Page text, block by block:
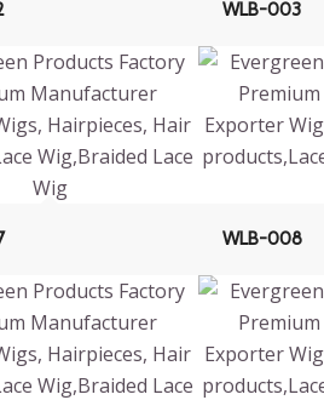
WLB-003
WLB-008